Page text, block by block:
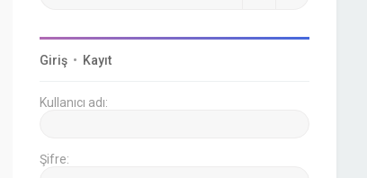
Giriş • Kayıt
Kullanıcı adı:
Şifre: